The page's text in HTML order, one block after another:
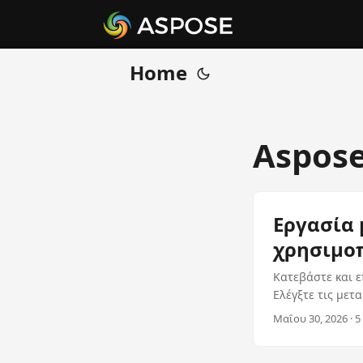
Home
Εργασία
Κατεβάστε και
Ελέγξτε τις
πυρήνων και
Μαΐου 30, 2026 ·